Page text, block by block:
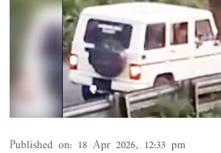
Published on: 18 Apr 2026, 12:33 pm